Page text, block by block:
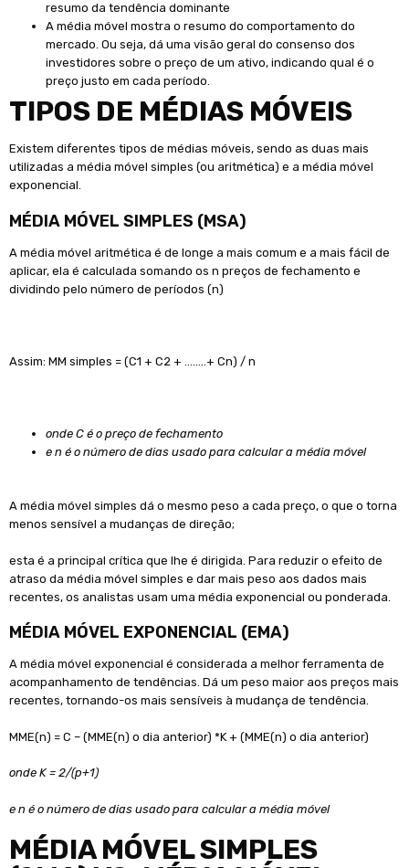
resumo da tendência dominante
A média móvel mostra o resumo do comportamento do
mercado. Ou seja, dá uma visão geral do consenso dos
investidores sobre o preço de um ativo, indicando qual é o
preço justo em cada período.
TIPOS DE MÉDIAS MÓVEIS
Existem diferentes tipos de médias móveis, sendo as duas mais
utilizadas a média móvel simples (ou aritmética) e a média móvel
exponencial.
MÉDIA MÓVEL SIMPLES (MSA)
A média móvel aritmética é de longe a mais comum e a mais fácil de
aplicar, ela é calculada somando os n preços de fechamento e
dividindo pelo número de períodos (n)
Assim: MM simples = (C1 + C2 + ……..+ Cn) / n
onde C é o preço de fechamento
e n é o número de dias usado para calcular a média móvel
A média móvel simples dá o mesmo peso a cada preço, o que o torna
menos sensível a mudanças de direção;
esta é a principal crítica que lhe é dirigida. Para reduzir o efeito de
atraso da média móvel simples e dar mais peso aos dados mais
recentes, os analistas usam uma média exponencial ou ponderada.
MÉDIA MÓVEL EXPONENCIAL (EMA)
A média móvel exponencial é considerada a melhor ferramenta de
acompanhamento de tendências. Dá um peso maior aos preços mais
recentes, tornando-os mais sensíveis à mudança de tendência.
MME(n) = C – (MME(n) o dia anterior) *K + (MME(n) o dia anterior)
onde K = 2/(p+1)
e n é o número de dias usado para calcular a média móvel
MÉDIA MÓVEL SIMPLES